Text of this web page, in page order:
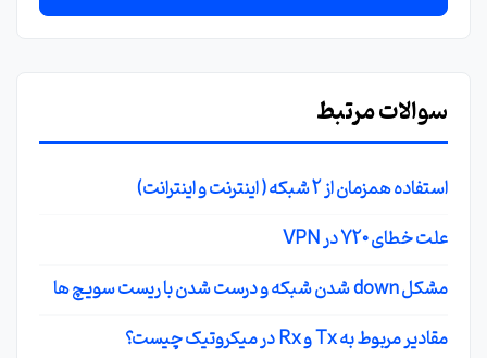
سوالات مرتبط
استفاده همزمان از 2 شبکه ( اینترنت و اینترانت)
علت خطای 720 در VPN
مشکل down شدن شبکه و درست شدن با ریست سویچ ها
مقادیر مربوط به Tx و Rx در میکروتیک چیست؟